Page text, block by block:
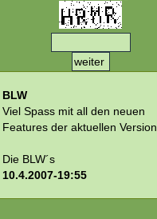
BLW
Viel Spass mit all den neuen
Features der aktuellen Version
Die BLW´s
10.4.2007-19:55